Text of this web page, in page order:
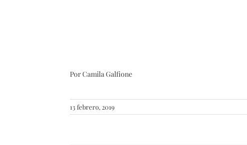
Por Camila Galfione
13 febrero, 2019